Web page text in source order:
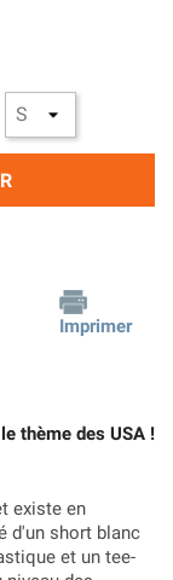
Imprimer
thème des USA !
existe en
d'un short blanc
et un tee-